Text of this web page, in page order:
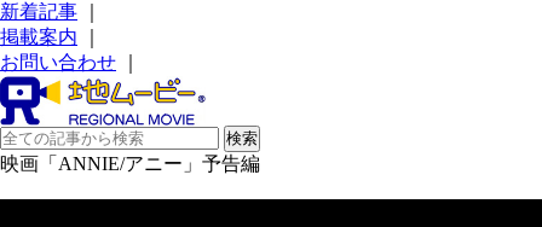
新着記事
掲載案内
お問い合わせ
映画「ANNIE/アニー」予告編